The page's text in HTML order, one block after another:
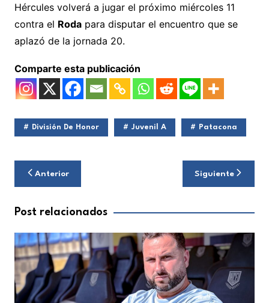
Hércules volverá a jugar el próximo miércoles 11
contra el Rodapara disputar el encuentro que se
aplazó de la jornada 20.
Comparte esta publicación
División De Honor Juvenil A Patacona
Navegación
de
entradas
Anterior Siguiente
Post relacionados